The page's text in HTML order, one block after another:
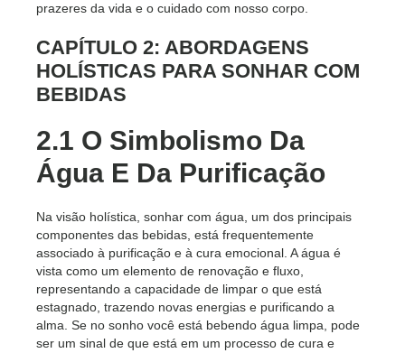
prazeres da vida e o cuidado com nosso corpo.
CAPÍTULO 2: ABORDAGENS
HOLÍSTICAS PARA SONHAR COM
BEBIDAS
2.1 O Simbolismo Da
Água E Da Purificação
Na visão holística, sonhar com água, um dos principais
componentes das bebidas, está frequentemente
associado à purificação e à cura emocional. A água é
vista como um elemento de renovação e fluxo,
representando a capacidade de limpar o que está
estagnado, trazendo novas energias e purificando a
alma. Se no sonho você está bebendo água limpa, pode
ser um sinal de que está em um processo de cura e